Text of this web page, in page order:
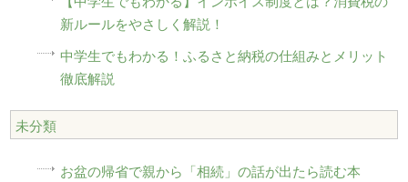
新ルールをやさしく解説！
中学生でもわかる！ふるさと納税の仕組みとメリット
徹底解説
未分類
お盆の帰省で親から「相続」の話が出たら読む本